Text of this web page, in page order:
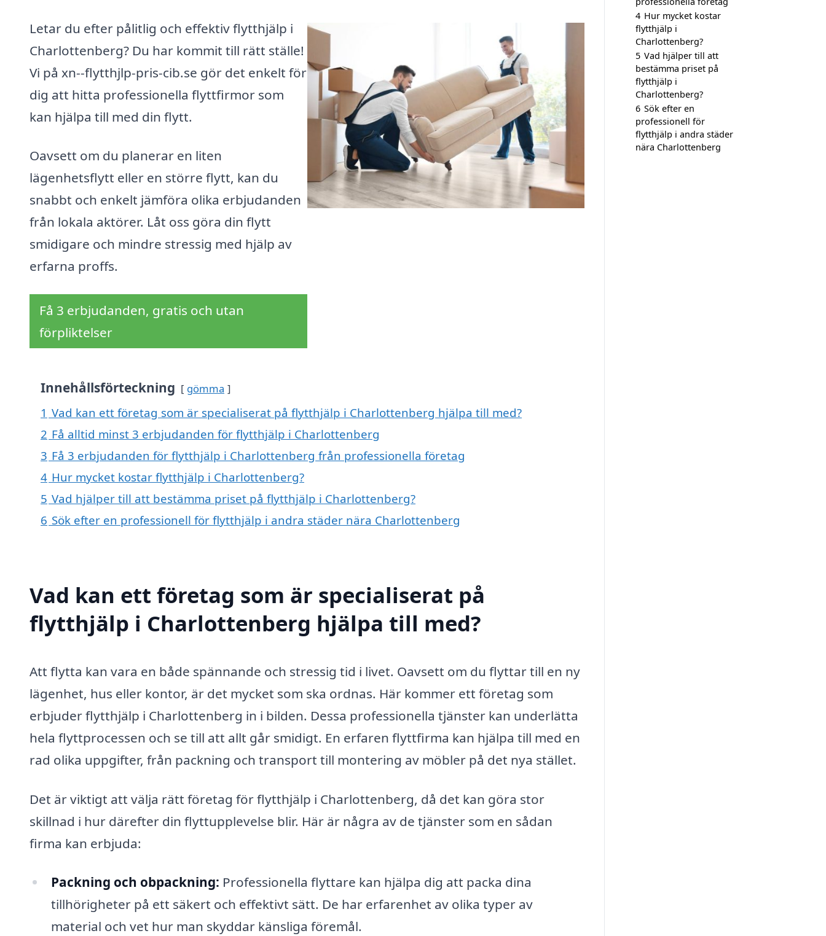
Letar du efter pålitlig och effektiv flytthjälp i
Charlottenberg? Du har kommit till rätt ställe!
Vi på xn--flytthjlp-pris-cib.se gör det enkelt för
dig att hitta professionella flyttfirmor som
kan hjälpa till med din flytt.
Oavsett om du planerar en liten
lägenhetsflytt eller en större flytt, kan du
snabbt och enkelt jämföra olika erbjudanden
från lokala aktörer. Låt oss göra din flytt
smidigare och mindre stressig med hjälp av
erfarna proffs.
Få 3 erbjudanden, gratis och utan
förpliktelser
Innehållsförteckning gömma
1 Vad kan ett företag som är specialiserat på flytthjälp i Charlottenberg hjälpa till med?
2 Få alltid minst 3 erbjudanden för flytthjälp i Charlottenberg
3 Få 3 erbjudanden för flytthjälp i Charlottenberg från professionella företag
4 Hur mycket kostar flytthjälp i Charlottenberg?
5 Vad hjälper till att bestämma priset på flytthjälp i Charlottenberg?
6 Sök efter en professionell för flytthjälp i andra städer nära Charlottenberg
Vad kan ett företag som är specialiserat på
flytthjälp i Charlottenberg hjälpa till med?
Att flytta kan vara en både spännande och stressig tid i livet. Oavsett om du flyttar till en ny
lägenhet, hus eller kontor, är det mycket som ska ordnas. Här kommer ett företag som
erbjuder flytthjälp i Charlottenberg in i bilden. Dessa professionella tjänster kan underlätta
hela flyttprocessen och se till att allt går smidigt. En erfaren flyttfirma kan hjälpa till med en
rad olika uppgifter, från packning och transport till montering av möbler på det nya stället.
Det är viktigt att välja rätt företag för flytthjälp i Charlottenberg, då det kan göra stor
skillnad i hur därefter din flyttupplevelse blir. Här är några av de tjänster som en sådan
firma kan erbjuda:
Packning och obpackning: Professionella flyttare kan hjälpa dig att packa dina
tillhörigheter på ett säkert och effektivt sätt. De har erfarenhet av olika typer av
material och vet hur man skyddar känsliga föremål.
4 Hur mycket kostar
flytthjälp i
Charlottenberg?
5 Vad hjälper till att
bestämma priset på
flytthjälp i
Charlottenberg?
6 Sök efter en
professionell för
flytthjälp i andra städer
nära Charlottenberg